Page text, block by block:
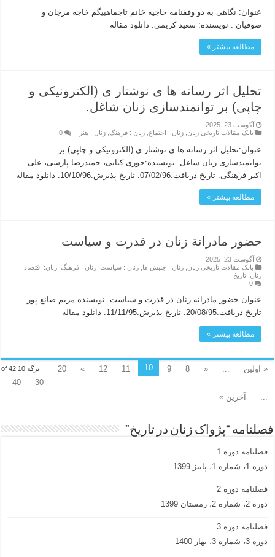
عنوان: نگاهى به دو وقفنامه حاجیه خانم تاجماهبیگم خاجه مرجان و
صوفیان . نویسنده: سعید کریمی. دانلود مقاله
مطالعه بیشتر »
تحلیل اثر رسانه ها ی نوشتار ی (الکترونیکی و
چاپی) بر توانمندسازی زنان شاغل.
آگوست 23, 2025
بانک مقالات تاریخی زنان ,زنان : اجتماع ,زنان : فرهنگ ,زنان : هنر 0
عنوان:تحلیل اثر رسانه ها ی نوشتار ی (الکترونیکی و چاپی) بر
توانمندسازی زنان شاغل. نویسنده:حوری کیایی، حمیدرضا پارسی، علی
اکبر فرهنگی. تاریخ دریافت:07/02/96. تاریخ پذیرش:10/10/96. دانلود مقاله
مطالعه بیشتر »
حضور مادرانة زنان در قدرت و سياست
آگوست 23, 2025
بانک مقالات تاریخی زنان ,زنان : جنبش ها ,زنان : سیاست ,زنان : فرهنگ ,زنان: اقتصاد
زنان: تاریخ
0
عنوان:حضور مادرانة زنان در قدرت و سياست. نويسنده:مريم صانع پور.
تاريخ دريافت:20/08/95. تاريخ پذيرش:11/11/95. دانلود مقاله
مطالعه بیشتر »
برگه 10 of 42 « اولین «
8
9
10
11
12
»
20
30
40
آخرین »
فصلنامه “پژواک زنان در تاریخ”
فصلنامه دوره 1
دوره 1، شماره 1، پاییز 1399
فصلنامه دوره 2
دوره 2، شماره 2، زمستان 1399
فصلنامه دوره 3
دوره 3، شماره 3، بهار 1400